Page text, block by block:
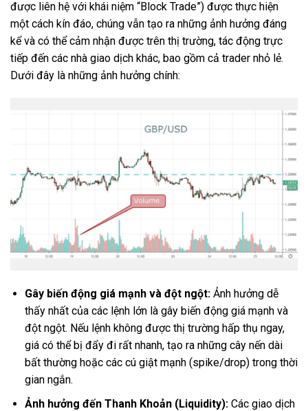
được liên hệ với khái niệm “Block Trade”) được thực hiện
một cách kín đáo, chúng vẫn tạo ra những ảnh hưởng đáng
kể và có thể cảm nhận được trên thị trường, tác động trực
tiếp đến các nhà giao dịch khác, bao gồm cả trader nhỏ lẻ.
Dưới đây là những ảnh hưởng chính:
Gây biến động giá mạnh và đột ngột:Ảnh hưởng dễ
thấy nhất của các lệnh lớn là gây biến động giá mạnh và
đột ngột. Nếu lệnh không được thị trường hấp thụ ngay,
giá có thể bị đẩy đi rất nhanh, tạo ra những cây nến dài
bất thường hoặc các cú giật mạnh (spike/drop) trong thời
gian ngắn.
Ảnh hưởng đến Thanh Khoản (Liquidity): Các giao dịch